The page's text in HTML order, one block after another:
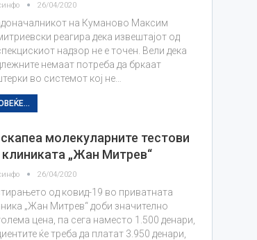
26/04/2020
на Куманово Максим
реагира дека извештајот од
надзор не е точен. Вели дека
немаат потреба да бркаат
во системот кој не…
молекуларните тестови
клиниката „Жан Митрев“
26/04/2020
од ковид-19 во приватната
„Жан Митрев“ доби значително
цена, па сега наместо 1.500 денари,
ќе треба да платат 3.950 денари,